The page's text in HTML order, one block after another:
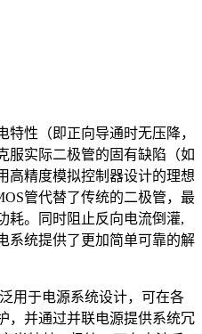
性（即正向导通时无压降，
服实际二极管的固有缺陷（如
高精度模拟控制器设计的理想
管代替了传统的二极管，最
耗。同时阻止反向电流倒灌,
系统提供了更加简单可靠的解
用于电源系统设计，可在各
，并通过并联电源提供系统冗